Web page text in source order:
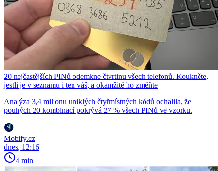
20 nejčastějších PINů odemkne čtvrtinu všech telefonů. Koukněte,
jestli je v seznamu i ten váš, a okamžitě ho změňte
Analýza 3,4 milionu uniklých čtyřmístných kódů odhalila, že
pouhých 20 kombinací pokrývá 27 % všech PINů ve vzorku.
Mobify.cz
dnes, 12:16
4 min